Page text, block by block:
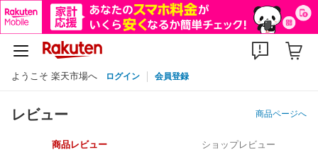
ようこそ 楽天市場へ ログイン 会員登録
レビュー 商品ページへ
商品レビュー ショップレビュー